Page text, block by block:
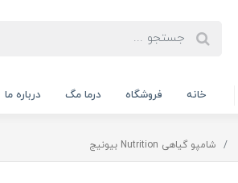
خانه فروشگاه درما مگ درباره ما
شامپو گیاهی Nutrition بیونیج